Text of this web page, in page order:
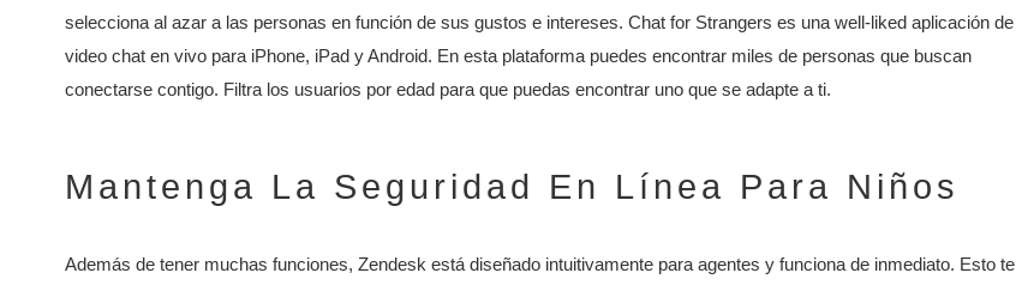
selecciona al azar a las personas en función de sus gustos e intereses. Chat for Strangers es una well-liked aplicación de
video chat en vivo para iPhone, iPad y Android. En esta plataforma puedes encontrar miles de personas que buscan
conectarse contigo. Filtra los usuarios por edad para que puedas encontrar uno que se adapte a ti.
Mantenga La Seguridad En Línea Para Niños
Además de tener muchas funciones, Zendesk está diseñado intuitivamente para agentes y funciona de inmediato. Esto te